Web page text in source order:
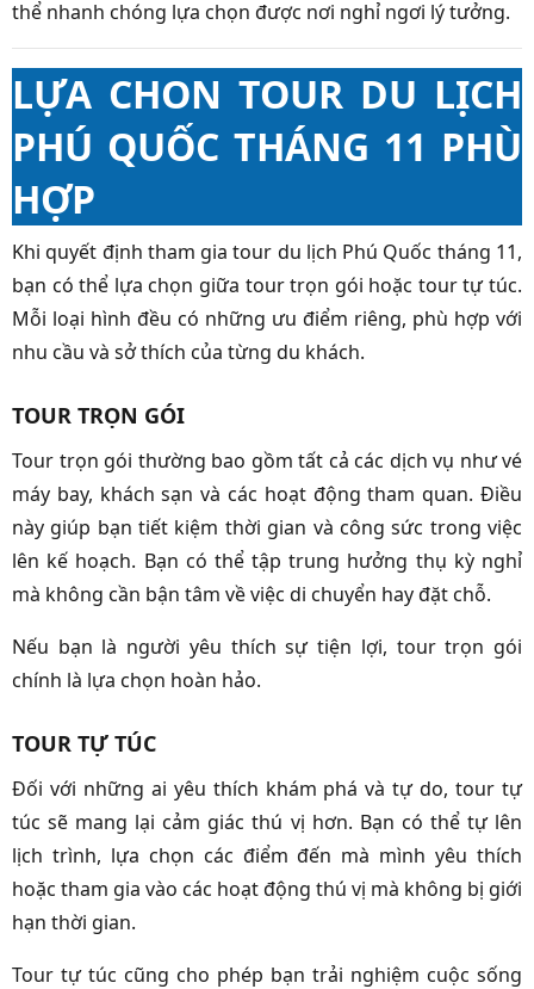
thể nhanh chóng lựa chọn được nơi nghỉ ngơi lý tưởng.
LỰA CHON TOUR DU LỊCH
PHÚ QUỐC THÁNG 11 PHÙ
HỢP
Khi quyết định tham gia tour du lịch Phú Quốc tháng 11,
bạn có thể lựa chọn giữa tour trọn gói hoặc tour tự túc.
Mỗi loại hình đều có những ưu điểm riêng, phù hợp với
nhu cầu và sở thích của từng du khách.
TOUR TRỌN GÓI
Tour trọn gói thường bao gồm tất cả các dịch vụ như vé
máy bay, khách sạn và các hoạt động tham quan. Điều
này giúp bạn tiết kiệm thời gian và công sức trong việc
lên kế hoạch. Bạn có thể tập trung hưởng thụ kỳ nghỉ
mà không cần bận tâm về việc di chuyển hay đặt chỗ.
Nếu bạn là người yêu thích sự tiện lợi, tour trọn gói
chính là lựa chọn hoàn hảo.
TOUR TỰ TÚC
Đối với những ai yêu thích khám phá và tự do, tour tự
túc sẽ mang lại cảm giác thú vị hơn. Bạn có thể tự lên
lịch trình, lựa chọn các điểm đến mà mình yêu thích
hoặc tham gia vào các hoạt động thú vị mà không bị giới
hạn thời gian.
Tour tự túc cũng cho phép bạn trải nghiệm cuộc sống